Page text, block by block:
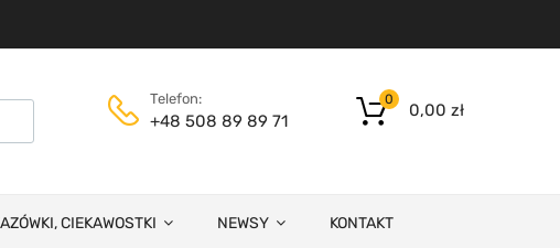
Telefon:
+48 508 89 89 71
0,00 zł
0
CIEKAWOSTKI NEWSY KONTAKT